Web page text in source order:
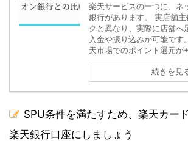
楽天サービスの一つに、ネ
銀行があります。 実店舗
クと異なり、実際に店舗へ
入金や振り込みが可能です
天市場でのポイント還元が
続きを見
SPU条件を満たすため、楽天カー
楽天銀行口座にしましょう